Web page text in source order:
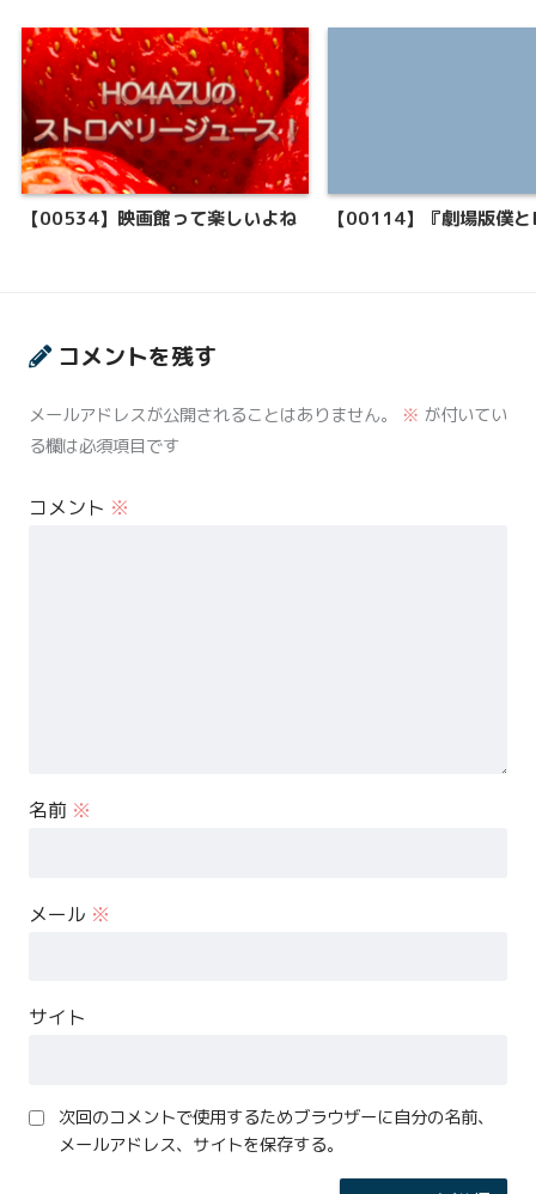
【00534】映画館って楽しいよね 【00114】『劇場版僕
コメントを残す
メールアドレスが公開されることはありません。 ※ が付いてい
る欄は必須項目です
コメント ※
名前 ※
メール ※
サイト
次回のコメントで使用するためブラウザーに自分の名前、
メールアドレス、サイトを保存する。